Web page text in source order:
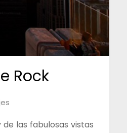
Rock
las fabulosas vistas